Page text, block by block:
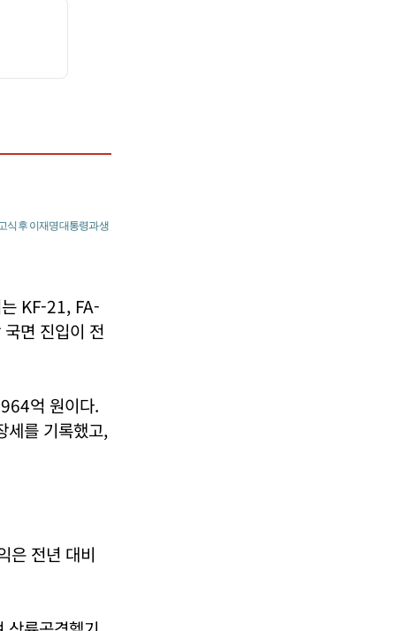
식 후 이재명 대통령과 생
KF-21, FA-
면 진입이 전
억 원이다.
세를 기록했고,
은 전년 대비